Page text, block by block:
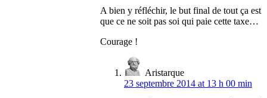
A bien y réfléchir, le but final de tout ça est
que ce ne soit pas soi qui paie cette taxe…
Courage !
Aristarque
23 septembre 2014 at 13 h 00 min